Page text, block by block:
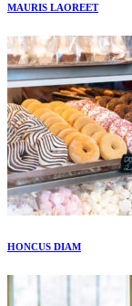
MAURIS LAOREET
HONCUS DIAM